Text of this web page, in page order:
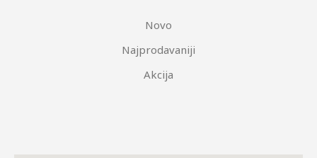
Novo
Najprodavaniji
Akcija